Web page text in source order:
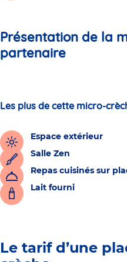
Présentation de la
partenaire
Les plus de cette micro-
Espace extérieur
Salle Zen
Repas cuisinés sur
Lait fourni
Le tarif d’une